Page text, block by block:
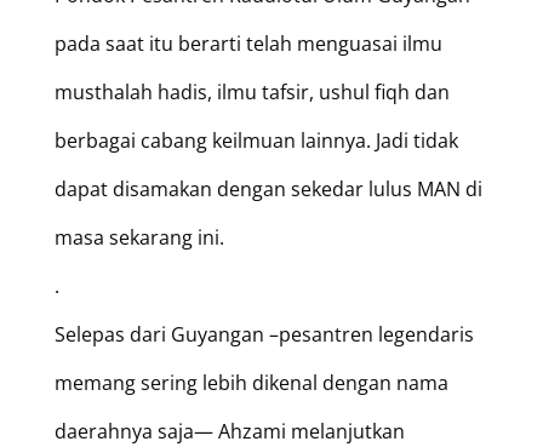
pada saat itu berarti telah menguasai ilmu
musthalah hadis, ilmu tafsir, ushul fiqh dan
berbagai cabang keilmuan lainnya. Jadi tidak
dapat disamakan dengan sekedar lulus MAN di
masa sekarang ini.
.
Selepas dari Guyangan –pesantren legendaris
memang sering lebih dikenal dengan nama
daerahnya saja— Ahzami melanjutkan